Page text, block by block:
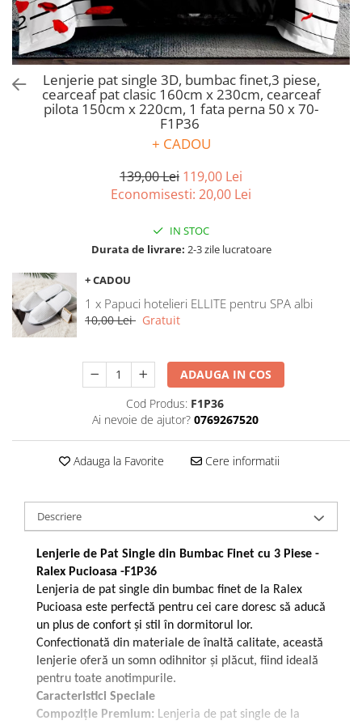
Bumbac satinat
Bumbac policoton
Compatibile cu saltea
90x200cm
100x200cm
120x200cm
Tipul cearceafului de pat
Normal - fara elastic
Culoarea
Alba
Mov
Bej
Verde
Imprimeu
Cu flori
Uni (1-2 culori)
Cu dungi
Cu inimioare
Cu pisici
Cu Animal Print
Cu ursuleti
Lenjerie pat single 3D, bumbac finet,3 piese,
cearceaf pat clasic 160cm x 230cm, cearceaf
pilota 150cm x 220cm, 1 fata perna 50 x 70-
F1P36
+ CADOU
139,00 Lei 119,00 Lei
Economisesti: 20,00 Lei
IN STOC
Durata de livrare: 2-3 zile lucratoare
+ CADOU
1 x Papuci hotelieri ELLITE pentru SPA albi
10,00 Lei Gratuit
ADAUGA IN COS
Cod Produs: F1P36
Ai nevoie de ajutor? 0769267520
Adauga la Favorite Cere informatii
Descriere
Lenjerie de Pat Single din Bumbac Finet cu 3 Piese -
Ralex Pucioasa -F1P36
Lenjeria de pat single din bumbac finet de la Ralex
Pucioasa este perfectă pentru cei care doresc să aducă
un plus de confort și stil în dormitorul lor.
Confectionată din materiale de înaltă calitate, această
lenjerie oferă un somn odihnitor și plăcut, fiind ideală
pentru toate anotimpurile.
Caracteristici Speciale
Compoziție Premium: Lenjeria de pat single de la